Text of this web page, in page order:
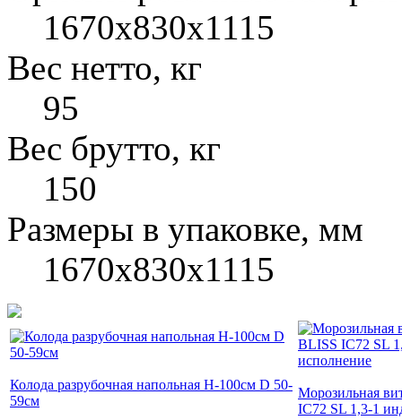
1670x830x1115
Вес нетто, кг
95
Вес брутто, кг
150
Размеры в упаковке, мм
1670x830x1115
Колода разрубочная напольная H-100см D 50-
59см
Морозильная
IC72 SL 1,3-1